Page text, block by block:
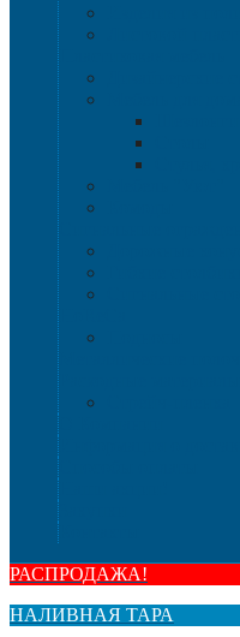
РАСПРОДАЖА!
НАЛИВНАЯ ТАРА